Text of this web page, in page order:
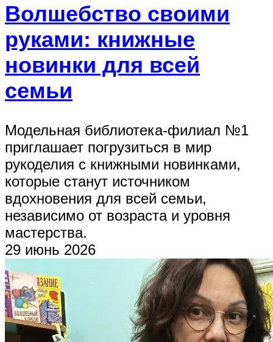
Волшебство своими
руками: книжные
новинки для всей
семьи
Модельная библиотека-филиал №1
приглашает погрузиться в мир
рукоделия с книжными новинками,
которые станут источником
вдохновения для всей семьи,
независимо от возраста и уровня
мастерства.
29 июнь 2026